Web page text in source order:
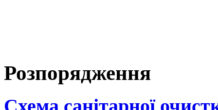
Розпорядження